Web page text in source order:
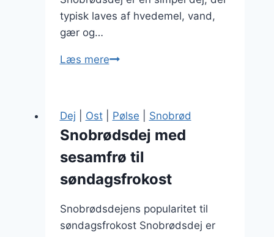
typisk laves af hvedemel, vand,
gær og…
Læs mereSnobrødsdej
og
marcipan
Dej Ost| Pølse Snobrød
Snobrødsdej med
sesamfrø til
søndagsfrokost
Snobrødsdejens popularitet til
søndagsfrokost Snobrødsdej er